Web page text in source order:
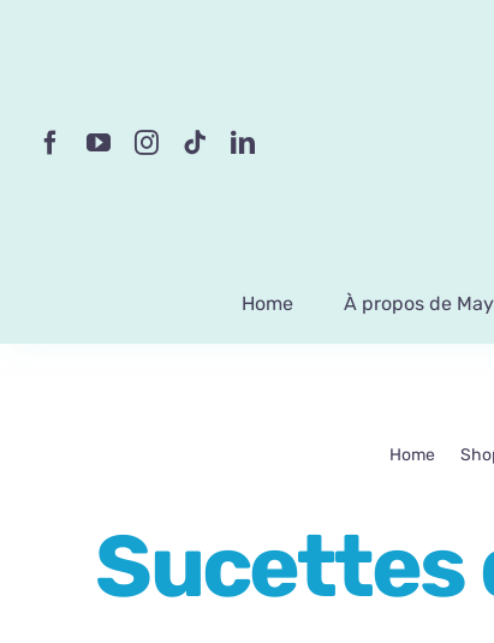
Home À propos de
Home
Sucettes